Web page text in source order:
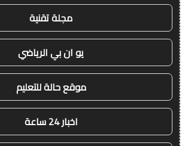
مجلة تقنية
يو ان بي الرياضي
موقع حالة للتعليم
اخبار 24 ساعة